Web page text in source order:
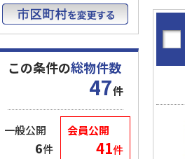
この条件の総物件数
47件
会員公開
41件
一般公開
6件